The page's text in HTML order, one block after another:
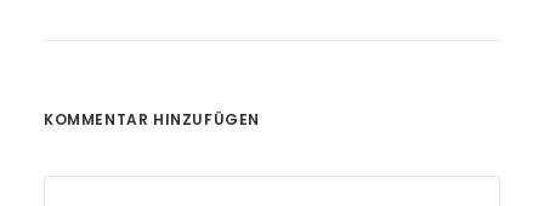
KOMMENTAR HINZUFÜGEN